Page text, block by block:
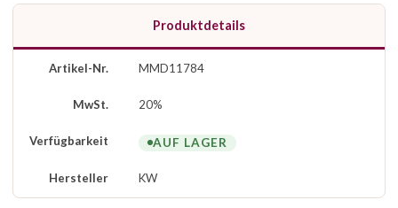
Produktdetails
Artikel-Nr. MMD11784
MwSt. 20%
Verfügbarkeit AUF LAGER
Hersteller KW